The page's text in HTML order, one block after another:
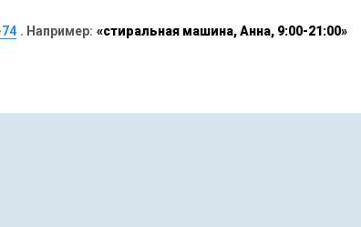
. Например: «стиральная машина, Анна, 9:00-21:00»